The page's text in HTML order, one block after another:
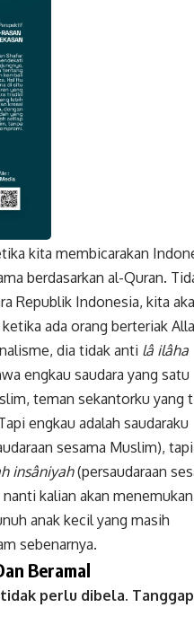
Gmail
kita membicarakan
berdasarkan al-Quran.
Republik Indonesia, kita
ada orang berteriak
dia tidak anti lâ ilâha
engkau saudara yang satu
teman sekantorku yang
engkau adalah saudaraku
sesama Muslim), tapi
insâniyah(persaudaraan
nanti kalian akan menemukan
anak kecil yang masih
sebenarnya.
Beramal
perlu dibela.